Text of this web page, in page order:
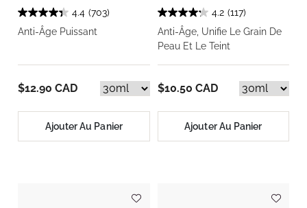
4.4 (703)
Anti-Âge Puissant
$12.90 CAD
Ajouter Au Panier
4.2 (117)
Anti-Âge, Unifie Le Grain De
Peau Et Le Teint
$10.50 CAD
Ajouter Au Panier